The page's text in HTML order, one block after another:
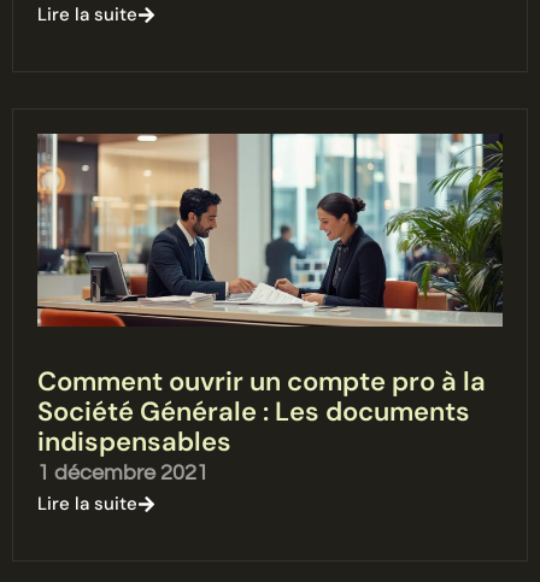
Lire la suite
Comment ouvrir un compte pro à la
Société Générale : Les documents
indispensables
1 décembre 2021
Lire la suite